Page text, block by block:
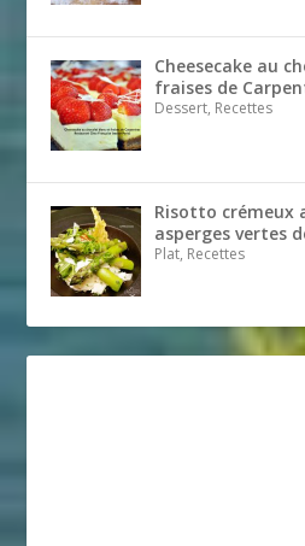
Cheesecake au
fraises de
Dessert, Recettes
Risotto crémeux
asperges vertes
Plat, Recettes